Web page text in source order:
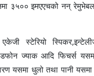
३५०० इमएएचको नन् रेमुभेबल
स्टेरियो
ज्याक आदि फिचर्स
यसमा धुलो तथा पानी